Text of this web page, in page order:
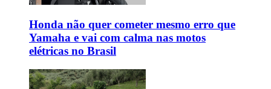
Honda não quer cometer mesmo erro que
Yamaha e vai com calma nas motos
elétricas no Brasil